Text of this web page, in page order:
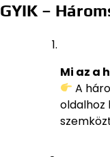
GYIK –
Mi az a
A
oldalhoz